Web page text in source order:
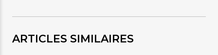
ARTICLES SIMILAIRES